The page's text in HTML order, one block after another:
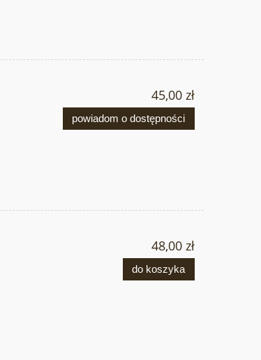
45,00 zł
powiadom o dostępności
48,00 zł
do koszyka